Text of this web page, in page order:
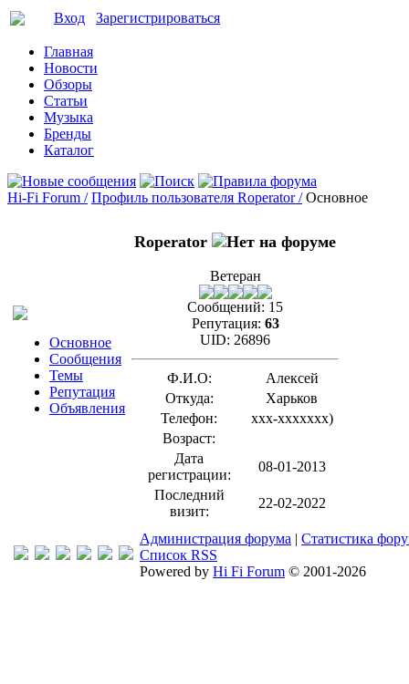
Вход Зарегистрироваться
Главная
Новости
Обзоры
Статьи
Музыка
Бренды
Каталог
Hi-Fi Forum / Профиль пользователя Roperator / Основное
Основное
Сообщения
Темы
Репутация
Объявления
Roperator
Ветеран
Сообщений: 15
Репутация: 63
UID: 26896
Ф.И.О:
Алексей
Откуда:
Харьков
Телефон:
xxx-xxxxxxx)
Возраст:
Дата
регистрации:
08-01-2013
Последний
визит:
22-02-2022
Администрация форума | Статистика
Список RSS
Powered by Hi Fi Forum © 2001-2026